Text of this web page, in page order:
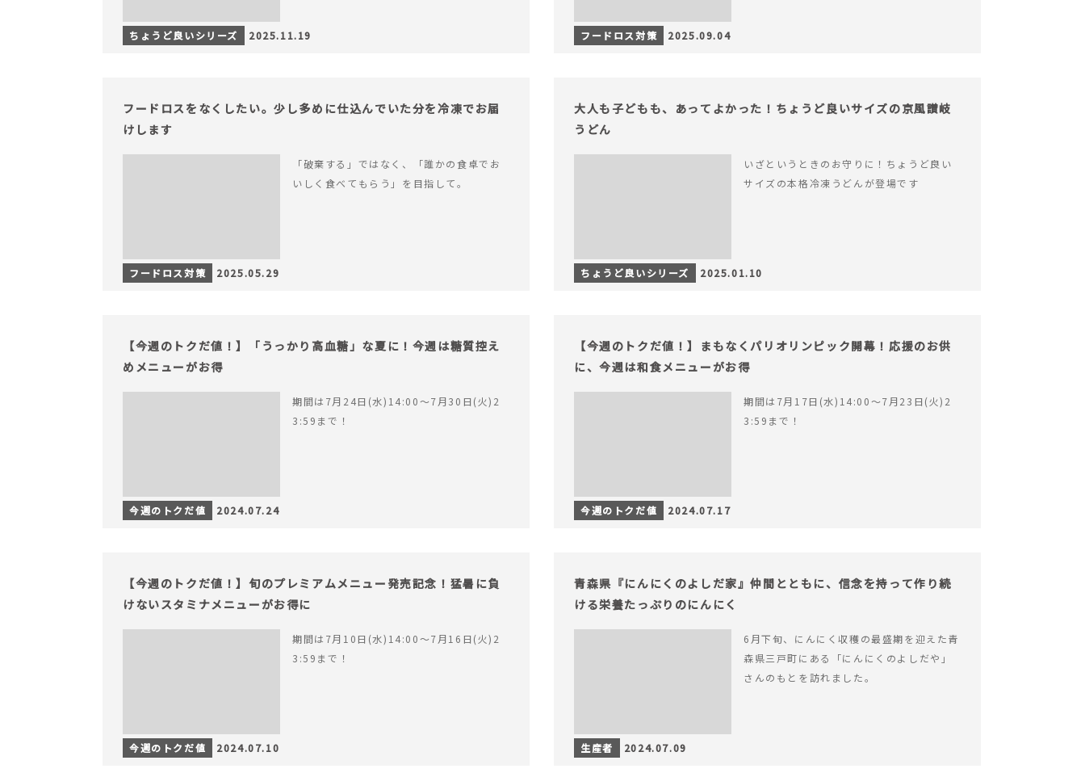
ちょうど良いシリーズ 2025.11.19 フードロス対策 2025.09.04
フードロスをなくしたい。少し多めに仕込んでいた分を冷凍でお届
けします
「破棄する」ではなく、「誰かの食卓でお
いしく食べてもらう」を目指して。
フードロス対策 2025.05.29
大人も子どもも、あってよかった！ちょうど良いサイズの京風讃岐
うどん
いざというときのお守りに！ちょうど良い
サイズの本格冷凍うどんが登場です
ちょうど良いシリーズ 2025.01.10
【今週のトクだ値！】「うっかり高血糖」な夏に！今週は糖質控え
めメニューがお得
期間は7月24日(水)14:00〜7月30日(火)2
3:59まで！
今週のトクだ値 2024.07.24
【今週のトクだ値！】まもなくパリオリンピック開幕！応援のお供
に、今週は和食メニューがお得
期間は7月17日(水)14:00〜7月23日(火)2
3:59まで！
今週のトクだ値 2024.07.17
【今週のトクだ値！】旬のプレミアムメニュー発売記念！猛暑に負
けないスタミナメニューがお得に
期間は7月10日(水)14:00〜7月16日(火)2
3:59まで！
今週のトクだ値 2024.07.10
青森県『にんにくのよしだ家』仲間とともに、信念を持って作り続
ける栄養たっぷりのにんにく
6月下旬、にんにく収穫の最盛期を迎えた青
森県三戸町にある「にんにくのよしだや」
さんのもとを訪れました。
生産者 2024.07.09